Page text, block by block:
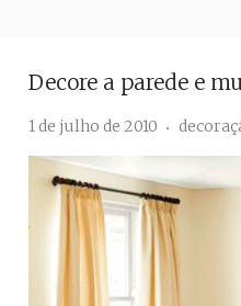
Decore a parede e
1 de julho de 2010